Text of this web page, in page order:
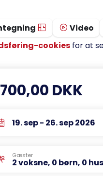
cookiesfor at
Video
DKK
19. sep - 26. sep 2026
Gæster
2 voksne, 0 børn, 0